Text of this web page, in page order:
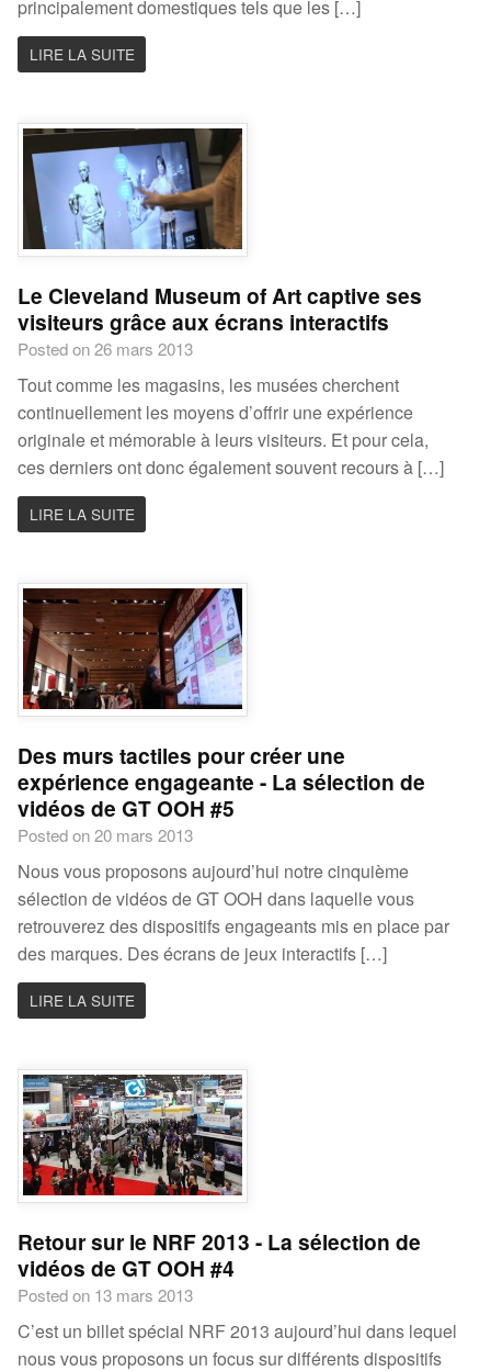
principalement domestiques tels que les […]
LIRE LA SUITE
Le Cleveland Museum of Art captive ses
visiteurs grâce aux écrans interactifs
Posted on 26 mars 2013
Tout comme les magasins, les musées cherchent
continuellement les moyens d’offrir une expérience
originale et mémorable à leurs visiteurs. Et pour cela,
ces derniers ont donc également souvent recours à […]
LIRE LA SUITE
Des murs tactiles pour créer une
expérience engageante - La sélection de
vidéos de GT OOH #5
Posted on 20 mars 2013
Nous vous proposons aujourd’hui notre cinquième
sélection de vidéos de GT OOH dans laquelle vous
retrouverez des dispositifs engageants mis en place par
des marques. Des écrans de jeux interactifs […]
LIRE LA SUITE
Retour sur le NRF 2013 - La sélection de
vidéos de GT OOH #4
Posted on 13 mars 2013
C’est un billet spécial NRF 2013 aujourd’hui dans lequel
nous vous proposons un focus sur différents dispositifs